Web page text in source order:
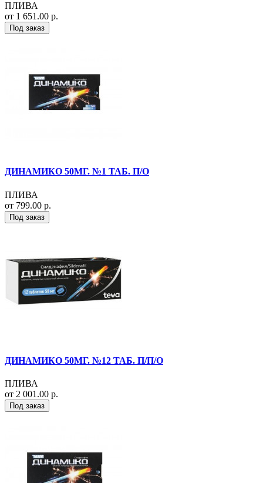
ПЛИВА
от 1 651.00 р.
Под заказ
ДИНАМИКО 50МГ. №1 ТАБ. П/О
ПЛИВА
от 799.00 р.
Под заказ
ДИНАМИКО 50МГ. №12 ТАБ. П/П/О
ПЛИВА
от 2 001.00 р.
Под заказ